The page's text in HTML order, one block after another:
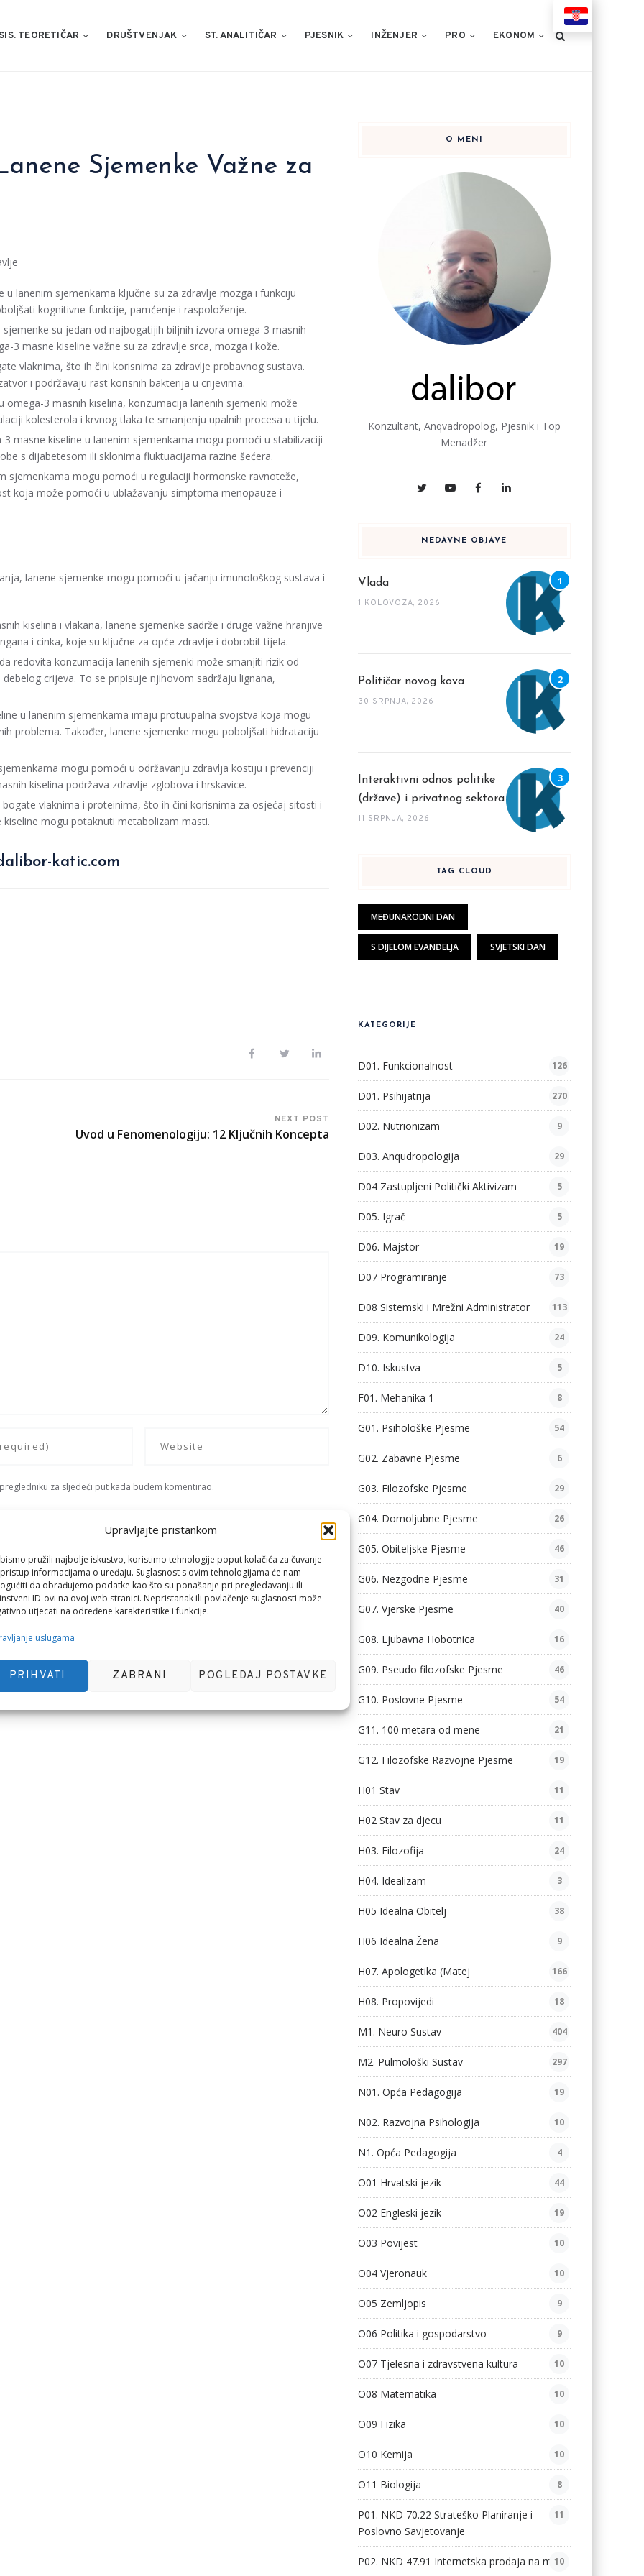
Upravljajte pristankom
pružili najbolje iskustvo, koristimo tehnologije poput kolačića za čuvanje
informacijama o uređaju. Suglasnost s ovim tehnologijama će nam
da obrađujemo podatke kao što su ponašanje pri pregledavanju ili
ID-ovi na ovoj web stranici. Nepristanak ili povlačenje suglasnosti može
utjecati na određene karakteristike i funkcije.
uslugama
PRIHVATI ZABRANI POGLEDAJ POSTAVKE
SIS. TEORETIČAR DRUŠTVENJAK ST. ANALITIČAR PJESNIK INŽENJER PRO EKONOM
Sjemenke Važne za
u lanenim sjemenkama ključne su za zdravlje mozga i funkciju
kognitivne funkcije, pamćenje i raspoloženje.
sjemenke su jedan od najbogatijih biljnih izvora omega-3 masnih
3 masne kiseline važne su za zdravlje srca, mozga i kože.
vlaknima, što ih čini korisnima za zdravlje probavnog sustava.
i podržavaju rast korisnih bakterija u crijevima.
omega-3 masnih kiselina, konzumacija lanenih sjemenki može
kolesterola i krvnog tlaka te smanjenju upalnih procesa u tijelu.
3 masne kiseline u lanenim sjemenkama mogu pomoći u stabilizaciji
s dijabetesom ili sklonima fluktuacijama razine šećera.
sjemenkama mogu pomoći u regulaciji hormonske ravnoteže,
koja može pomoći u ublažavanju simptoma menopauze i
lanene sjemenke mogu pomoći u jačanju imunološkog sustava i
kiselina i vlakana, lanene sjemenke sadrže i druge važne hranjive
i cinka, koje su ključne za opće zdravlje i dobrobit tijela.
redovita konzumacija lanenih sjemenki može smanjiti rizik od
crijeva. To se pripisuje njihovom sadržaju lignana,
u lanenim sjemenkama imaju protuupalna svojstva koja mogu
problema. Također, lanene sjemenke mogu poboljšati hidrataciju
mogu pomoći u održavanju zdravlja kostiju i prevenciji
kiselina podržava zdravlje zglobova i hrskavice.
bogate vlaknima i proteinima, što ih čini korisnima za osjećaj sitosti i
mogu potaknuti metabolizam masti.
katic.com
NEXT POST
Uvod u Fenomenologiju: 12 Ključnih Koncepta
za sljedeći put kada budem komentirao.
O MENI
Konzultant, Anqvadropolog, Pjesnik i Top
Menadžer
NEDAVNE OBJAVE
Vlada
1 KOLOVOZA, 2026
Političar novog kova
30 SRPNJA, 2026
Interaktivni odnos politike
(države) i privatnog sektora
11 SRPNJA, 2026
TAG CLOUD
MEĐUNARODNI DAN
S DIJELOM EVANĐELJA SVJETSKI DAN
KATEGORIJE
D01. Funkcionalnost 126
D01. Psihijatrija 270
D02. Nutrionizam 9
D03. Anqudropologija 29
D04 Zastupljeni Politički Aktivizam 5
D05. Igrač 5
D06. Majstor 19
D07 Programiranje 73
D08 Sistemski i Mrežni Administrator 113
D09. Komunikologija 24
D10. Iskustva 5
F01. Mehanika 1 8
G01. Psihološke Pjesme 54
G02. Zabavne Pjesme 6
G03. Filozofske Pjesme 29
G04. Domoljubne Pjesme 26
G05. Obiteljske Pjesme 46
G06. Nezgodne Pjesme 31
G07. Vjerske Pjesme 40
G08. Ljubavna Hobotnica 16
G09. Pseudo filozofske Pjesme 46
G10. Poslovne Pjesme 54
G11. 100 metara od mene 21
G12. Filozofske Razvojne Pjesme 19
H01 Stav 11
H02 Stav za djecu 11
H03. Filozofija 24
H04. Idealizam 3
H05 Idealna Obitelj 38
H06 Idealna Žena 9
H07. Apologetika (Matej 166
H08. Propovijedi 18
M1. Neuro Sustav 404
M2. Pulmološki Sustav 297
N01. Opća Pedagogija 19
N02. Razvojna Psihologija 10
N1. Opća Pedagogija 4
O01 Hrvatski jezik 44
O02 Engleski jezik 19
O03 Povijest 10
O04 Vjeronauk 10
O05 Zemljopis 9
O06 Politika i gospodarstvo 9
O07 Tjelesna i zdravstvena kultura 10
O08 Matematika 10
O09 Fizika 10
O10 Kemija 10
O11 Biologija 8
P01. NKD 70.22 Strateško Planiranje i
Poslovno Savjetovanje
11
P02. NKD 47.91 Internetska prodaja na malo
10